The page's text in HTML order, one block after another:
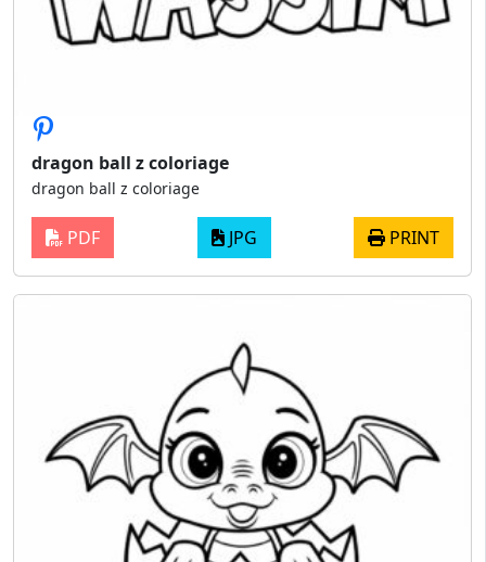
dragon ball z coloriage
dragon ball z coloriage
PDF JPG PRINT